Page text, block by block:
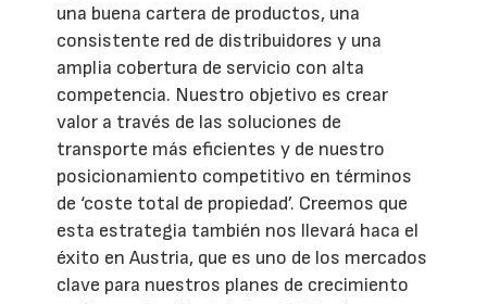
una buena cartera de productos, una
consistente red de distribuidores y una
amplia cobertura de servicio con alta
competencia. Nuestro objetivo es crear
valor a través de las soluciones de
transporte más eficientes y de nuestro
posicionamiento competitivo en términos
de ‘coste total de propiedad’. Creemos que
esta estrategia también nos llevará haca el
éxito en Austria, que es uno de los mercados
clave para nuestros planes de crecimiento